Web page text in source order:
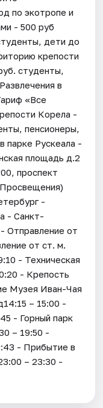
по экотропе и
- 500 руб
дети до
крепости
студенты,
в
«Все
Корела -
пенсионеры,
парке Рускеала -
площадь д.2
проспект
-
- Санкт-
Отправление от
от ст. м.
- Техническая
- Крепость
Музея Иван-Чая
– 15:00 -
- Горный парк
– 19:50 -
- Прибытие в
– 23:30 -